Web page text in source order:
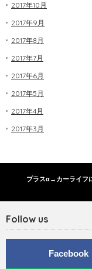
2017年10月
2017年9月
2017年8月
2017年7月
2017年6月
2017年5月
2017年4月
2017年3月
プラスα→カーライフ
Follow us
Facebook